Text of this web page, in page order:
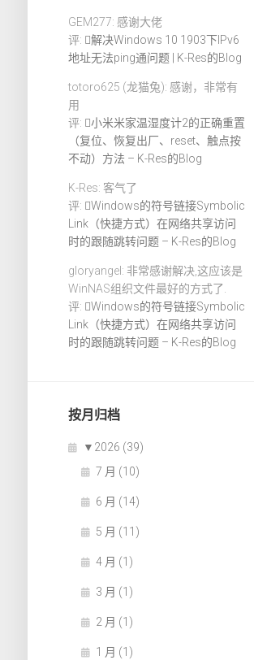
GEM277: 感谢大佬
评:
解决Windows 10 1903下IPv6
地址无法ping通问题 | K-Res的Blog
totoro625 (龙猫兔): 感谢，非常有
用
评:
小米米家温湿度计2的正确重置
（复位、恢复出厂、reset、触点按
不动）方法 – K-Res的Blog
K-Res: 客气了
评:
Windows的符号链接Symbolic
Link（快捷方式）在网络共享访问
时的跟随跳转问题 – K-Res的Blog
gloryangel: 非常感谢解决,这应该是
WinNAS组织文件最好的方式了.
评:
Windows的符号链接Symbolic
Link（快捷方式）在网络共享访问
时的跟随跳转问题 – K-Res的Blog
按月归档
▼ 2026 (39)
7 月 (10)
6 月 (14)
5 月 (11)
4 月 (1)
3 月 (1)
2 月 (1)
1 月 (1)